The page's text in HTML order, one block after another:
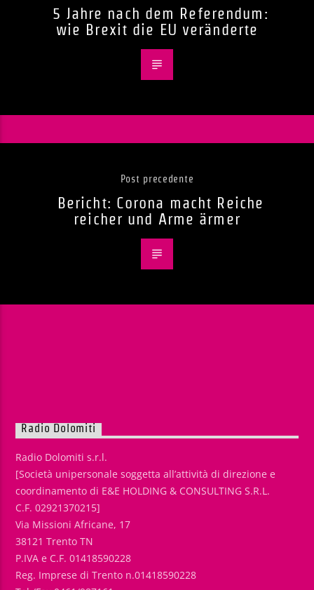
5 Jahre nach dem Referendum:
wie Brexit die EU veränderte
Post precedente
Bericht: Corona macht Reiche
reicher und Arme ärmer
Radio Dolomiti
Radio Dolomiti s.r.l.
[Società unipersonale soggetta all’attività di direzione e
coordinamento di E&E HOLDING & CONSULTING S.R.L.
C.F. 02921370215]
Via Missioni Africane, 17
38121 Trento TN
P.IVA e C.F. 01418590228
Reg. Imprese di Trento n.01418590228